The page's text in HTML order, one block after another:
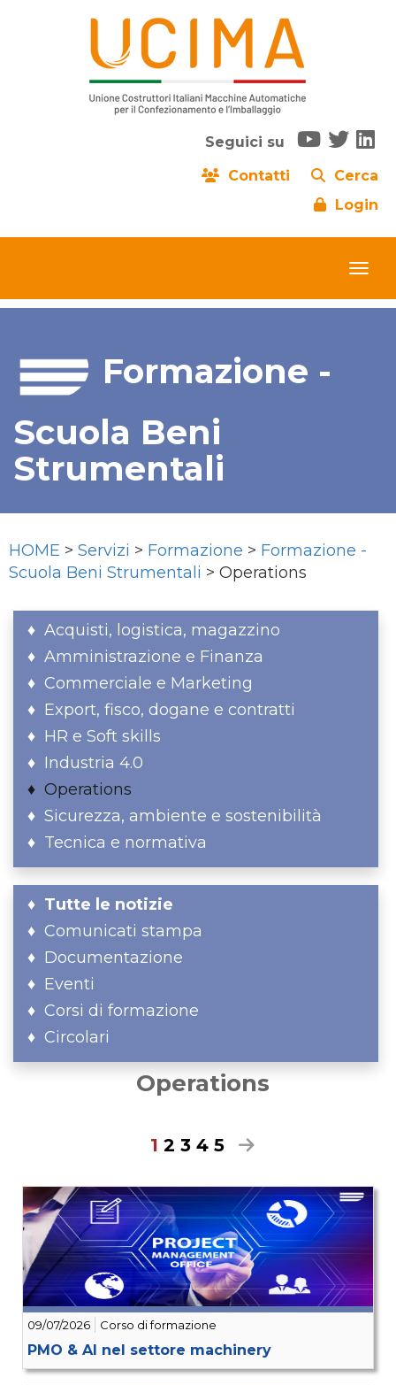
Seguici su
Contatti
Cerca
Login
Formazione -
Scuola Beni
Strumentali
HOME > Servizi > Formazione > Formazione -
Scuola Beni Strumentali > Operations
Acquisti, logistica, magazzino
Amministrazione e Finanza
Commerciale e Marketing
Export, fisco, dogane e contratti
HR e Soft skills
Industria 4.0
Operations
Sicurezza, ambiente e sostenibilità
Tecnica e normativa
Tutte le notizie
Comunicati stampa
Documentazione
Eventi
Corsi di formazione
Circolari
Operations
1 2 3 4 5
09/07/2026 Corso di formazione
PMO & AI nel settore machinery